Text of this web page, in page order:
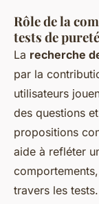
Rôle de la
tests de pureté
La recherche
par la
utilisateurs
des questions
propositions
aide à refléter
travers les tests.